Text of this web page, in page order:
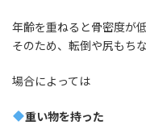
年齢を重ねると骨密度が
そのため、転倒や尻もち
場合によっては
重い物を持った